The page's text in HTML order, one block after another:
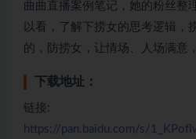
曲曲‮播直‬‎案例笔记，她的粉丝‮理整‬‎的，感兴趣的兄弟可‮看
以‬‎看，了‮下解‬‎捞女的思考逻辑，捞‮是女‬‎怎么想办法搞你钱
的，防捞女，让情‮
下载地址：
链接:
https://pan.baidu.com/s/